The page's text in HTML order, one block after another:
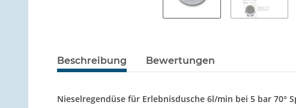
Beschreibung Bewertungen
Nieselregendüse für Erlebnisdusche 6l/min bei 5 bar 70°